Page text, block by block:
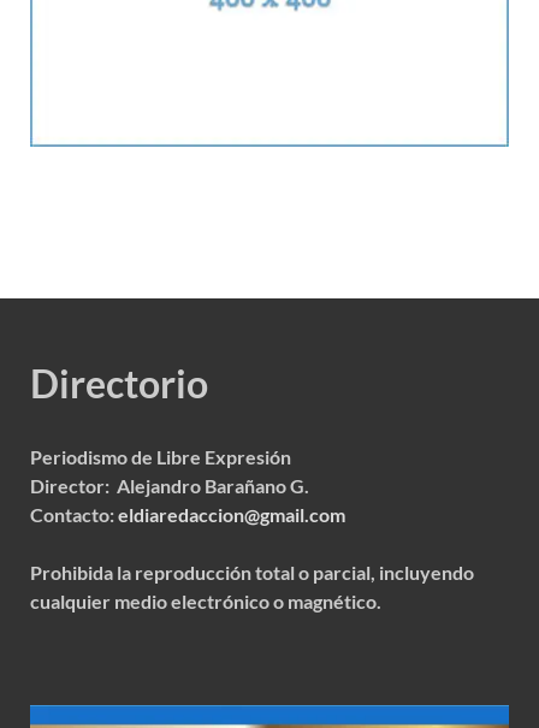
Directorio
Periodismo de Libre Expresión
Director: Alejandro Barañano G.
Contacto:eldiaredaccion@gmail.com
Prohibida la reproducción total o parcial, incluyendo
cualquier medio electrónico o magnético.